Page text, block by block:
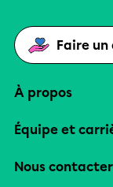
Faire un
À propos
Équipe et
Nous contacter